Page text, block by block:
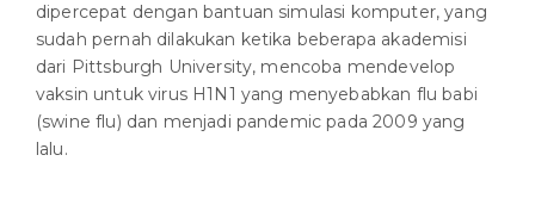
dipercepat dengan bantuan simulasi komputer, yang
sudah pernah dilakukan ketika beberapa akademisi
dari Pittsburgh University, mencoba mendevelop
vaksin untuk virus H1N1 yang menyebabkan flu babi
(swine flu) dan menjadi pandemic pada 2009 yang
lalu.